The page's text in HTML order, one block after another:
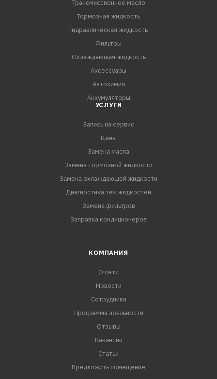
Трансмиссионное масло
Тормозная жидкость
Гидравлическая жидкость
Фильтры
Охлаждающая жидкость
Аксессуары
Автохимия
Аккумуляторы
УСЛУГИ
Запись на сервис
Цены
Замена масла
Замена тормозной жидкости
Замена охлаждающей жидкости
Диагностика тех.жидкостей
Замена фильтров
Заправка кондиционеров
КОМПАНИЯ
О сети
Новости
Сотрудники
Программа лояльности
Отзывы
Вакансии
Статьи
Предложить помещение